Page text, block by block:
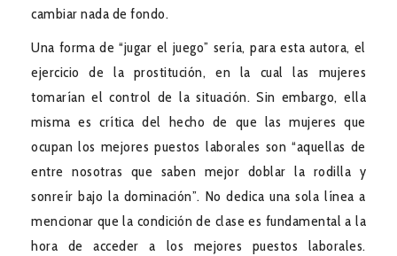
cambiar nada de fondo.
Una forma de “jugar el juego” sería, para esta autora, el
ejercicio de la prostitución, en la cual las mujeres
tomarían el control de la situación. Sin embargo, ella
misma es crítica del hecho de que las mujeres que
ocupan los mejores puestos laborales son “aquellas de
entre nosotras que saben mejor doblar la rodilla y
sonreír bajo la dominación”. No dedica una sola línea a
mencionar que la condición de clase es fundamental a la
hora de acceder a los mejores puestos laborales.